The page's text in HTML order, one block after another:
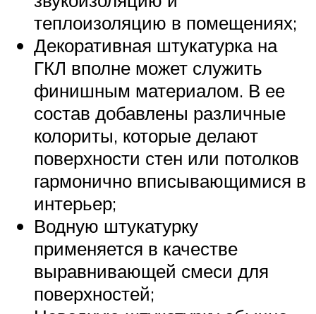
теплоизоляцию в помещениях;
Декоративная штукатурка на
ГКЛ вполне может служить
финишным материалом. В ее
состав добавлены различные
колориты, которые делают
поверхности стен или потолков
гармонично вписывающимися в
интерьер;
Водную штукатурку
применяется в качестве
выравнивающей смеси для
поверхностей;